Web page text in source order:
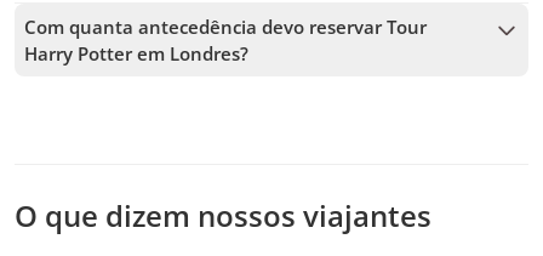
Com quanta antecedência devo reservar Tour
Harry Potter em Londres?
O que dizem nossos viajantes